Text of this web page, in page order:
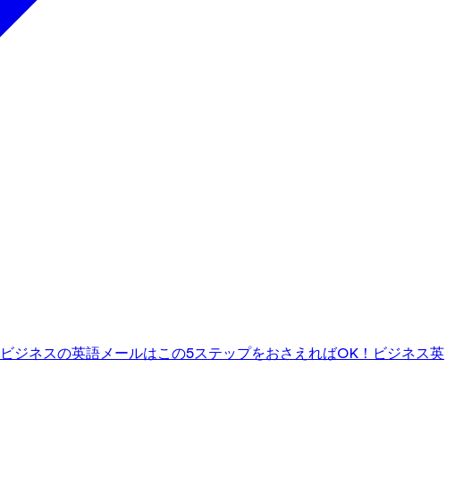
ビジネスの英語メールはこの5ステップをおさえればOK！ ビジネス英